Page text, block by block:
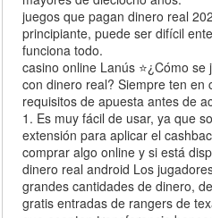
juegos que pagan dinero real
principiante, puede ser difícil
funciona todo.
casino online Lanús ⭐¿Cómo
con dinero real? Siempre ten en
requisitos de apuesta antes de
1. Es muy fácil de usar, ya que
extensión para aplicar el
comprar algo online y si está
dinero real android Los
grandes cantidades de dinero,
gratis entradas de rangers de